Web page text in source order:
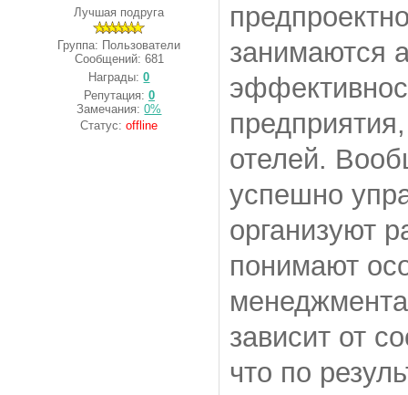
Лучшая подруга
Группа: Пользователи
Сообщений: 681
Награды:0
Репутация: 0
Замечания:0%
Статус:offline
занимаются
отелей.
успешно
организуют
понимают
зависит от
что по